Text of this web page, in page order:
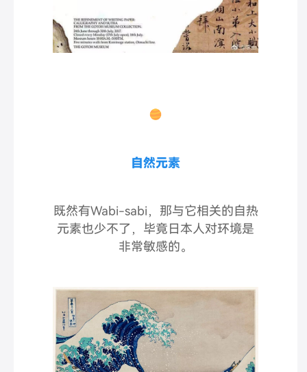
自然元素
既然有Wabi-sabi，那与它相关的自热
元素也少不了，毕竟日本人对环境是
非常敏感的。